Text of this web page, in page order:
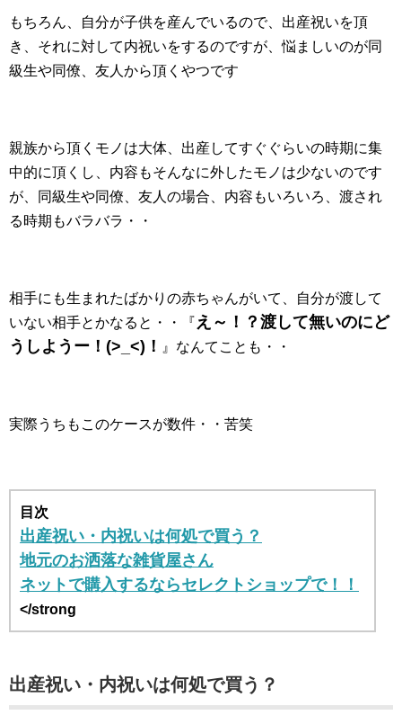
もちろん、自分が子供を産んでいるので、出産祝いを頂
き、それに対して内祝いをするのですが、悩ましいのが同
級生や同僚、友人から頂くやつです
親族から頂くモノは大体、出産してすぐぐらいの時期に集
中的に頂くし、内容もそんなに外したモノは少ないのです
が、同級生や同僚、友人の場合、内容もいろいろ、渡され
る時期もバラバラ・・
相手にも生まれたばかりの赤ちゃんがいて、自分が渡して
いない相手とかなると・・『え～！？渡して無いのにど
うしようー！(>_<)！
』なんてことも・・
実際うちもこのケースが数件・・苦笑
目次
出産祝い・内祝いは何処で買う？
地元のお洒落な雑貨屋さん
ネットで購入するならセレクトショップで！！
</strong
出産祝い・内祝いは何処で買う？